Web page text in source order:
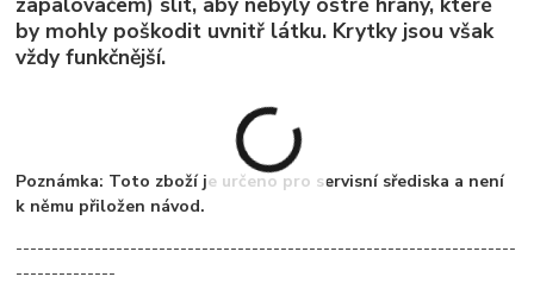
by mohly poškodit uvnitř látku. Krytky jsou však
vždy funkčnější.
Poznámka: Toto zboží je určeno pro servisní sřediska a není
k němu přiložen návod.
----------------------------------------------------------------------
--------------